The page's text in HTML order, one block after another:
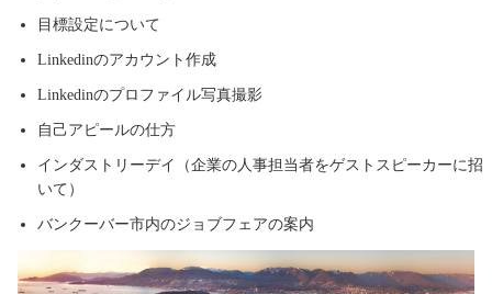
目標設定について
Linkedinのアカウント作成
Linkedinのプロファイル写真撮影
自己アピールの仕方
インダストリーデイ（企業の人事担当者をゲストスピーカーに招
いて）
バンクーバー市内のジョブフェアの案内